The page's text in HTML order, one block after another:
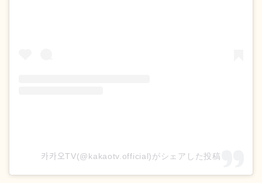
카카오TV(@kakaotv.official)がシェアした投稿